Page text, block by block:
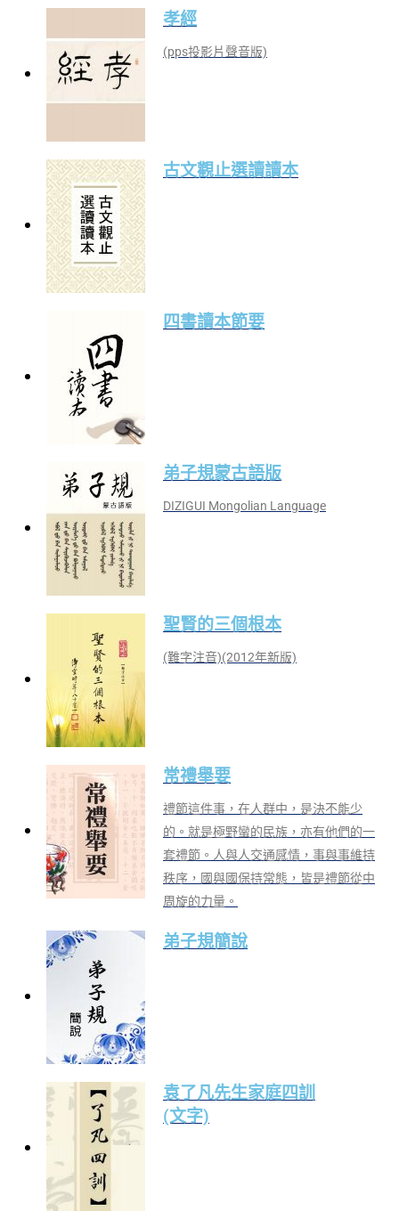
孝經
(pps投影片聲音版)
古文觀止選讀讀本
四書讀本節要
弟子規蒙古語版
DIZIGUI Mongolian Language
聖賢的三個根本
(難字注音)(2012年新版)
常禮舉要
禮節這件事，在人群中，是決不能少
的。就是極野蠻的民族，亦有他們的一
套禮節。人與人交通感情，事與事維持
秩序，國與國保持常態，皆是禮節從中
周旋的力量。
弟子規簡說
袁了凡先生家庭四訓
(文字)